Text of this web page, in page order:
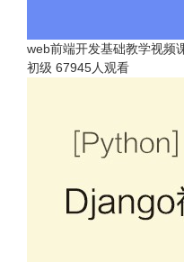
web前端开发基础教学视频
初级 67945人观看